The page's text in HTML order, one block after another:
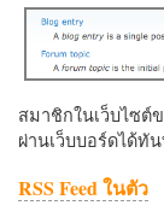
สมาชิกในเว็บไซต์
ผ่านเว็บบอร์ดได้ทั
RSS Feed ในตัว